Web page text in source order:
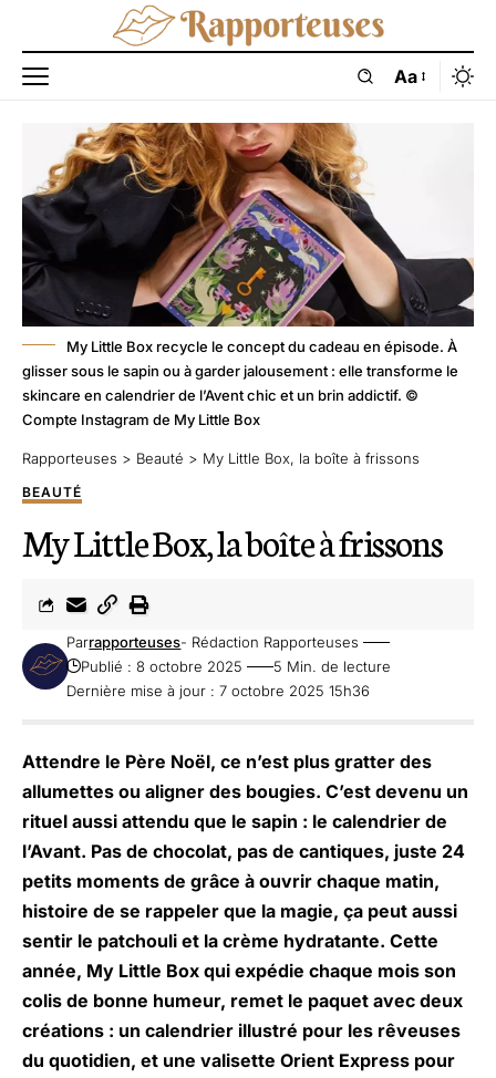
Aa
My Little Box recycle le concept du cadeau en épisode. À
glisser sous le sapin ou à garder jalousement : elle transforme le
skincare en calendrier de l’Avent chic et un brin addictif. ©
Compte Instagram de My Little Box
Rapporteuses > Beauté > My Little Box, la boîte à frissons
BEAUTÉ
My Little Box, la boîte à frissons
Dernière mise à jour : 7 octobre 2025 15h36
Parrapporteuses- Rédaction Rapporteuses
Publié : 8 octobre 2025
5 Min. de lecture
Attendre le Père Noël, ce n’est plus gratter des
allumettes ou aligner des bougies. C’est devenu un
rituel aussi attendu que le sapin : le calendrier de
l’Avant. Pas de chocolat, pas de cantiques, juste 24
petits moments de grâce à ouvrir chaque matin,
histoire de se rappeler que la magie, ça peut aussi
sentir le patchouli et la crème hydratante. Cette
année, My Little Box qui expédie chaque mois son
colis de bonne humeur, remet le paquet avec deux
créations : un calendrier illustré pour les rêveuses
du quotidien, et une valisette Orient Express pour